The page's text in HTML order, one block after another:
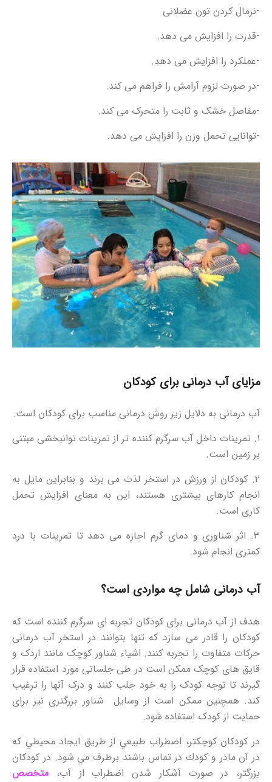
-نرمال کردن تون عضلانی
-قدرت را افزایش می دهد.
-عملکرد را افزایش می دهد.
-در صورت لزوم آرامش را فراهم می کند.
-مفاصل خشک و ثابت را متحرک می کند.
-توانایی تحمل وزن را افزایش می دهد.
مزایای آب درمانی برای کودکان
آب درمانی به دلایل زیر روش درمانی مناسب برای کودکان است:
۱. تمرینات داخل آب سرگرم کننده تر از تمرینات توانبخشی مبتنی
بر زمین است.
۲. کودکان از ورزش در استخر لذت می برند و بنابراین مایل به
انجام کارهای بیشتری هستند، این به معنای افزایش تحمل
کاری است.
۳. اثر شناوری و دمای گرم اجازه می دهد تا تمرینات با درد
کمتری انجام شود.
آب درمانی شامل چه مواردی است؟
هدف از آب درمانی برای کودکان تجربه ای سرگرم کننده است که
کودکان را قادر می سازد که تنها بتوانند در استخر آب درمانی
حرکات متفاوت را تجربه کنند. اشیاء شناور کوچک مانند اردک و
قایق های کوچک ممکن است در طی جلساتی مورد استفاده قرار
گیرند تا توجه کودک را به خود جلب کنند و درک آنها را ترغیب
کند. همچنین ممکن است از وسایل شناور بزرگتری نیز برای
حمایت از کودک استفاده شود.
در كودكان كوچكتر، اضطراب طبيعي از طريق ايجاد محيطي كه
در آن مادر و كودك در تماس باشند برطرف مي شود. در کودکان
بزرگتر، در صورت آشکار شدن اضطراب از آب، متخصص